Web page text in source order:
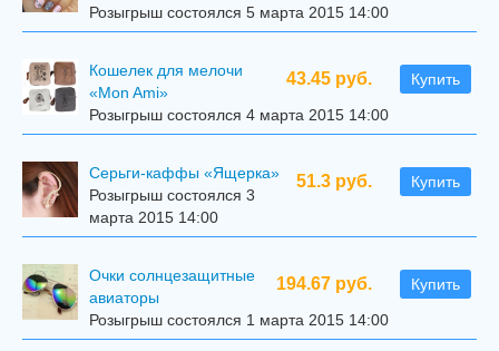
Розыгрыш состоялся 5 марта 2015 14:00
43.45 руб. Купить
Кошелек для мелочи
«Mon Ami»
Розыгрыш состоялся 4 марта 2015 14:00
51.3 руб. Купить
Серьги-каффы «Ящерка»
Розыгрыш состоялся 3
марта 2015 14:00
194.67 руб. Купить
Очки солнцезащитные
авиаторы
Розыгрыш состоялся 1 марта 2015 14:00